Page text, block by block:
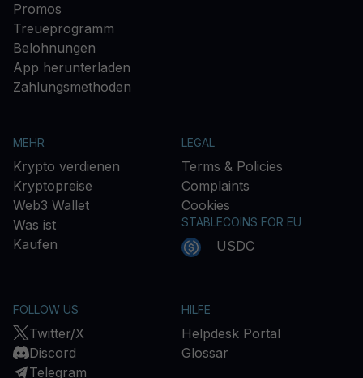
Promos
Treueprogramm
Belohnungen
App herunterladen
Zahlungsmethoden
MEHR
Krypto verdienen
Kryptopreise
Web3 Wallet
Was ist
Kaufen
LEGAL
Terms & Policies
Complaints
Cookies
STABLECOINS FOR EU
USDC
FOLLOW US
Twitter/X
Discord
Telegram
HILFE
Helpdesk Portal
Glossar